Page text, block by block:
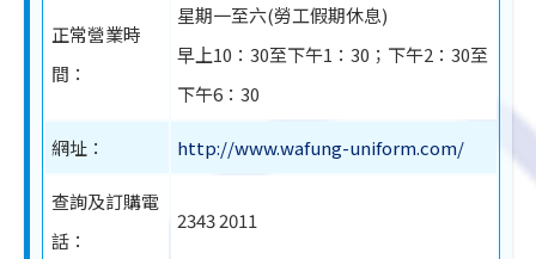
正常營業時
間：
星期一至六(勞工假期休息)
早上10：30至下午1：30；下午2：30至
下午6：30
網址： http://www.wafung-uniform.com/
查詢及訂購電
話：
2343 2011